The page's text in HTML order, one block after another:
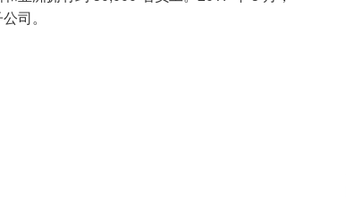
司。